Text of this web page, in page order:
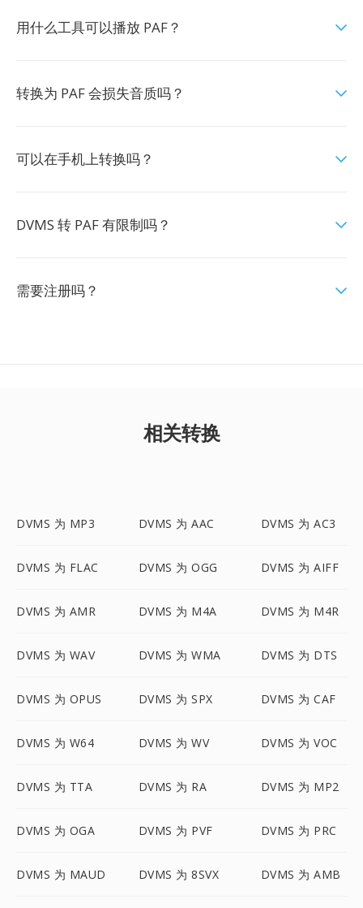
用什么工具可以播放 PAF？
转换为 PAF 会损失音质吗？
可以在手机上转换吗？
DVMS 转 PAF 有限制吗？
需要注册吗？
相关转换
DVMS 为 MP3 DVMS 为 AAC DVMS 为 AC3
DVMS 为 FLAC DVMS 为 OGG DVMS 为 AIFF
DVMS 为 AMR DVMS 为 M4A DVMS 为 M4R
DVMS 为 WAV DVMS 为 WMA DVMS 为 DTS
DVMS 为 OPUS DVMS 为 SPX DVMS 为 CAF
DVMS 为 W64 DVMS 为 WV DVMS 为 VOC
DVMS 为 TTA DVMS 为 RA DVMS 为 MP2
DVMS 为 OGA DVMS 为 PVF DVMS 为 PRC
DVMS 为 MAUD DVMS 为 8SVX DVMS 为 AMB